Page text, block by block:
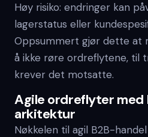
Høy risiko: endringer kan
lagerstatus eller
Oppsummert gjør dette at
å ikke røre ordreflytene, til
krever det motsatte.
Agile ordreflyter
arkitektur
Nøkkelen til agil B2B-